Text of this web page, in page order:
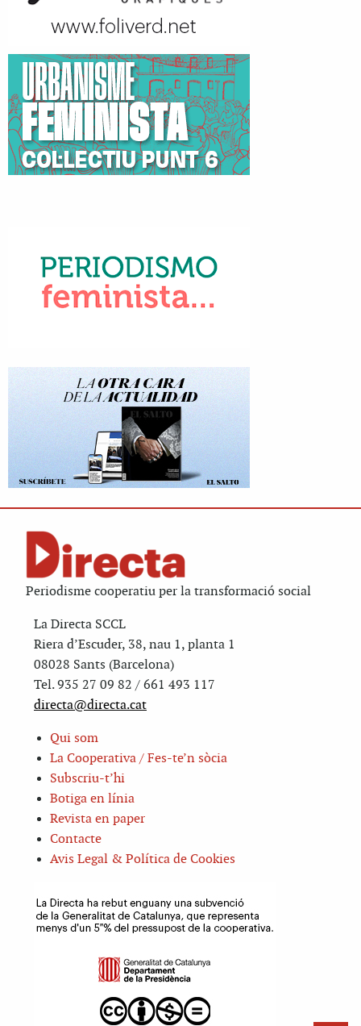
Periodisme cooperatiu per la transformació social
La Directa SCCL
Riera d’Escuder, 38, nau 1, planta 1
08028 Sants (Barcelona)
Tel. 935 27 09 82 / 661 493 117
directa@directa.cat
Qui som
La Cooperativa / Fes-te’n sòcia
Subscriu-t’hi
Botiga en línia
Revista en paper
Contacte
Avis Legal & Política de Cookies